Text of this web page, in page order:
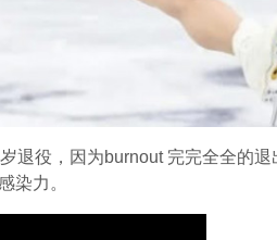
退役，因为burnout 完完全全的
染力。